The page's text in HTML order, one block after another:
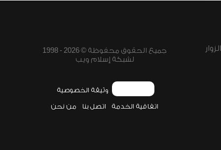
جميع الحقوق محفوظة © 2026 - 1998
لشبكة إسلام ويب
وثيقة الخصوصية
اتفاقية الخدمة اتصل بنا من نحن